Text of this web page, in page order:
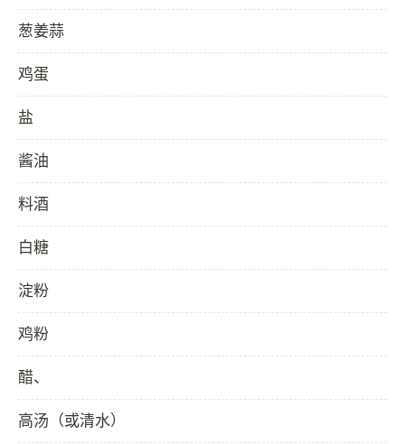
葱姜蒜
鸡蛋
盐
酱油
料酒
白糖
淀粉
鸡粉
醋、
高汤（或清水）